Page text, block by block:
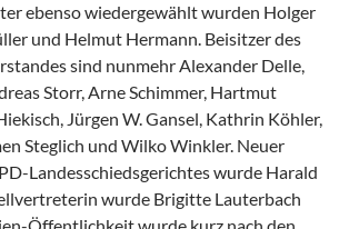
ebenso wiedergewählt wurden Holger
und Helmut Hermann. Beisitzer des
sind nunmehr Alexander Delle,
Storr, Arne Schimmer, Hartmut
Jürgen W. Gansel, Kathrin Köhler,
Steglich und Wilko Winkler. Neuer
Landesschiedsgerichtes wurde Harald
wurde Brigitte Lauterbach